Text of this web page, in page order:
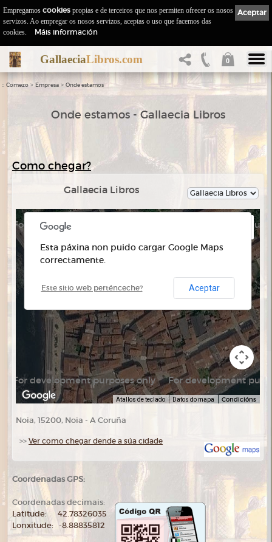
GallaeciaLibros.com 0
:: Comezo > Empresa > Onde estamos
Onde estamos - Gallaecia Libros
Como chegar?
Gallaecia Libros
For development
For development purposes only
For development purposes only For development
Atallos de teclado Datos do mapa Condicións
Esta páxina non puido cargar Google Maps
correctamente.
Este sitio web perténceche? Aceptar
Noia, 15200, Noia - A Coruña
>> Ver como chegar dende a súa cidade
Coordenadas GPS:
Coordenadas decimais:
Latitude: 42.78326035
Lonxitude: -8.88835812
Aceptar
Empregamos cookies propias e de terceiros que nos permiten ofrecer os nosos
servizos. Ao empregar os nosos servizos, aceptas o uso que facemos das
cookies.
Máis información